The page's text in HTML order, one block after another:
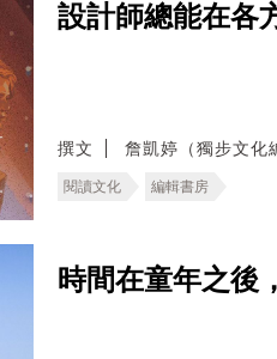
設計師總能在各
撰文 詹凱婷（獨步文化
閱讀文化 編輯書房
時間在童年之後